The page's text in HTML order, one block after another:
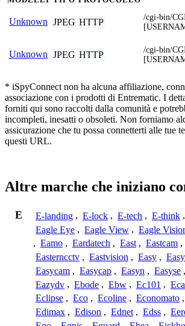
Unknown JPEG HTTP
/cgi-bin/
Unknown JPEG HTTP
/cgi-bin/
* iSpyConnect non ha alcuna affiliazione,
associazione con i prodotti di Entrematic. I
forniti qui sono raccolti dalla comunità e
incompleti, inesatti o obsoleti. Non forniamo
assicurazione che tu possa connetterti alle tue
questi URL.
Altre marche che iniziano
E E-landing , E-lock , E-tech , E-think ,
Eagle Eye , Eagle View , Eagle
, Eamo , Eardatech , East , Eastcam ,
Easterncctv , Eastvision , Easy ,
Easycam , Easycap , Easyn , Easyse ,
Eazydv , Ebode , Ebw , Ec101 ,
Eclipse , Eco , Ecoline , Economato ,
Edimax , Edison , Ednet , Edss ,